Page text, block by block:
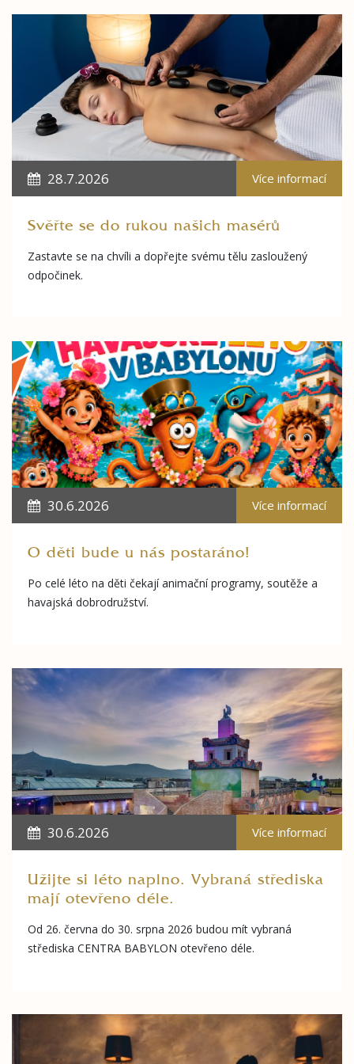
28.7.2026 Více informací
Svěřte se do rukou našich masérů
Zastavte se na chvíli a dopřejte svému tělu zasloužený
odpočinek.
30.6.2026 Více informací
O děti bude u nás postaráno!
Po celé léto na děti čekají animační programy, soutěže a
havajská dobrodružství.
30.6.2026 Více informací
Užijte si léto naplno. Vybraná střediska
mají otevřeno déle.
Od 26. června do 30. srpna 2026 budou mít vybraná
střediska CENTRA BABYLON otevřeno déle.